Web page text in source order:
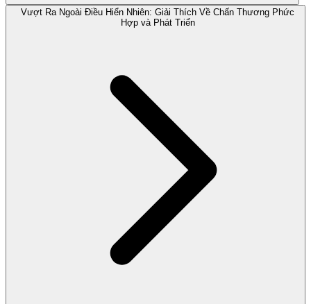
Vượt Ra Ngoài Điều Hiển Nhiên: Giải Thích Về Chấn Thương Phức
Hợp và Phát Triển